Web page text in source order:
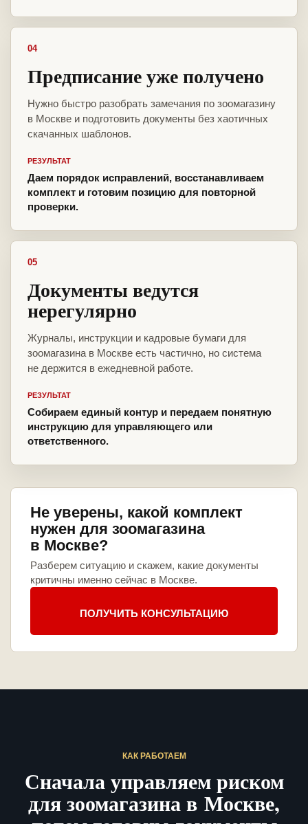
04
Предписание уже получено
Нужно быстро разобрать замечания по зоомагазину
в Москве и подготовить документы без хаотичных
скачанных шаблонов.
РЕЗУЛЬТАТ
Даем порядок исправлений, восстанавливаем
комплект и готовим позицию для повторной
проверки.
05
Документы ведутся
нерегулярно
Журналы, инструкции и кадровые бумаги для
зоомагазина в Москве есть частично, но система
не держится в ежедневной работе.
РЕЗУЛЬТАТ
Собираем единый контур и передаем понятную
инструкцию для управляющего или
ответственного.
Не уверены, какой комплект
нужен для зоомагазина
в Москве?
Разберем ситуацию и скажем, какие документы
критичны именно сейчас в Москве.
ПОЛУЧИТЬ КОНСУЛЬТАЦИЮ
КАК РАБОТАЕМ
Сначала управляем риском
для зоомагазина в Москве,